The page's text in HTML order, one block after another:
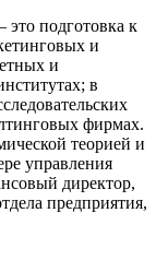
это подготовка к
и
и
в
фирмах.
теорией и
управления
директор,
предприятия,